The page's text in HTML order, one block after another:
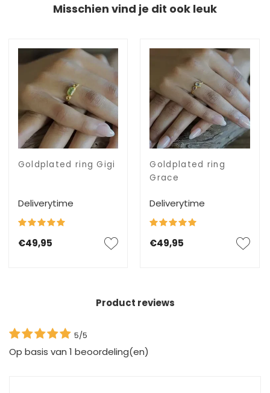
Misschien vind je dit ook leuk
Goldplated ring Gigi
Deliverytime
€49,95
Goldplated ring
Grace
Deliverytime
€49,95
Product reviews
5/5
Op basis van 1 beoordeling(en)